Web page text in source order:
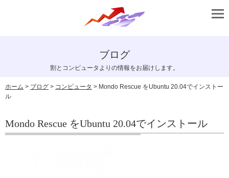
ブログ
割とコンピュータよりの情報をお届けします。
ホーム > ブログ > コンピュータ > Mondo Rescue をUbuntu 20.04でインストー
ル
Mondo Rescue をUbuntu 20.04でインストール